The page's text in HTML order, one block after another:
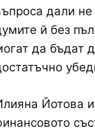
дали
й без
да бъдат
Йотова